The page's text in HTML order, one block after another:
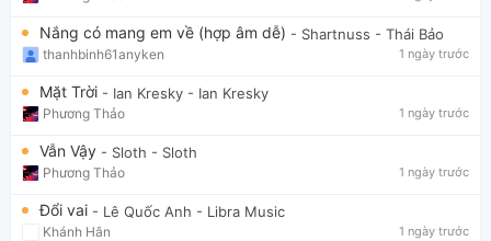
Nắng có mang em về (hợp âm dễ) - Shartnuss - Thái Bảo
thanhbinh61anyken 1 ngày trước
Mặt Trời - Ian Kresky - Ian Kresky
Phương Thảo 1 ngày trước
Vẫn Vậy - Sloth - Sloth
Phương Thảo 1 ngày trước
Đổi vai - Lê Quốc Anh - Libra Music
Khánh Hân 1 ngày trước